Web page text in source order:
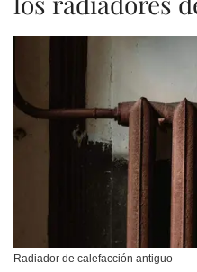
Radiador de calefacción antiguo